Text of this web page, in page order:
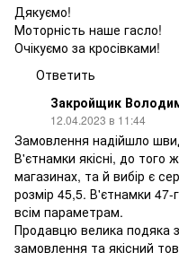
Дякуємо!
Моторність наше гасло!
Очікуємо за кросівками!
Ответить
Закройщик
12.04.2023 в 11:44
Замовлення надійшло
В'єтнамки якісні, до того
магазинах, та й вибір є
розмір 45,5. В'єтнамки 47-
всім параметрам.
Продавцю велика подяка
замовлення та якісний